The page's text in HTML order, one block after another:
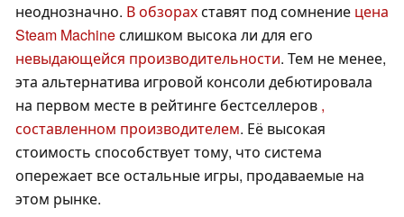
неоднозначно. В обзорахставят под сомнение цена
Steam Machineслишком высока ли для его
невыдающейся производительности. Тем не менее,
эта альтернатива игровой консоли дебютировала
на первом месте в рейтинге бестселлеров ,
составленном производителем. Её высокая
стоимость способствует тому, что система
опережает все остальные игры, продаваемые на
этом рынке.